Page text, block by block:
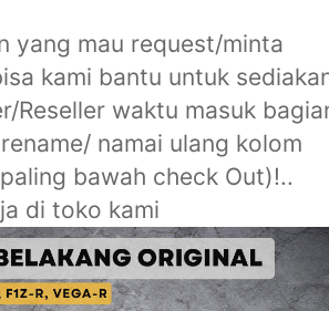
yang mau request/minta
kami bantu untuk
Reseller waktu masuk
namai ulang kolom
bawah check Out)!..
di toko kami